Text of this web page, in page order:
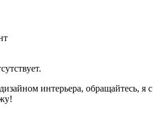
интерьера, обращайтесь, я с